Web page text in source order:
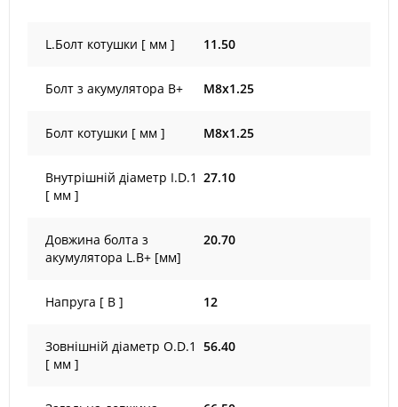
L.Болт котушки [ мм ] 11.50
Болт з акумулятора B+ M8x1.25
Болт котушки [ мм ] M8x1.25
Внутрішній діаметр I.D.1
[ мм ]
27.10
Довжина болта з
акумулятора L.B+ [мм]
20.70
Напруга [ В ] 12
Зовнішній діаметр O.D.1
[ мм ]
56.40